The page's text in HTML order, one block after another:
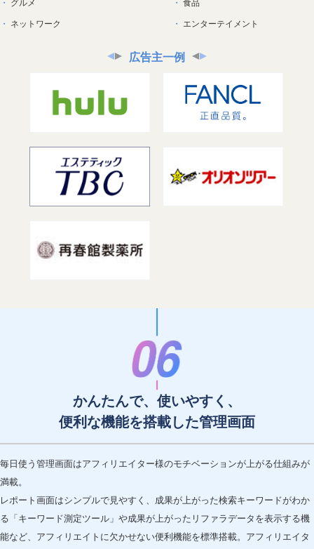
グルメ
ネットワーク
食品
エンターテイメント
広告主一例
かんたんで、使いやすく、
便利な機能を搭載した管理画面
毎日使う管理画面はアフィリエイター様のモチベーションが上がる仕組みが
満載。
レポート画面はシンプルで見やすく、成果が上がった検索キーワードがわか
る「キーワード測定ツール」や成果が上がったリファラデータを表示する機
能など、アフィリエイトに欠かせない便利機能を標準搭載。アフィリエイタ